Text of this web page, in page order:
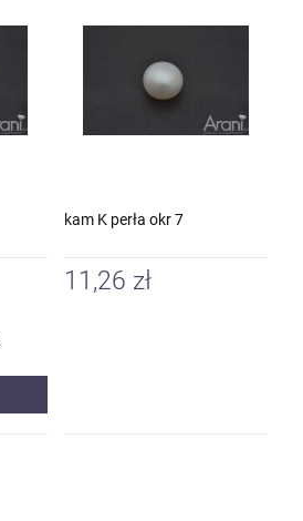
kam K perła okr 7
11,26 zł